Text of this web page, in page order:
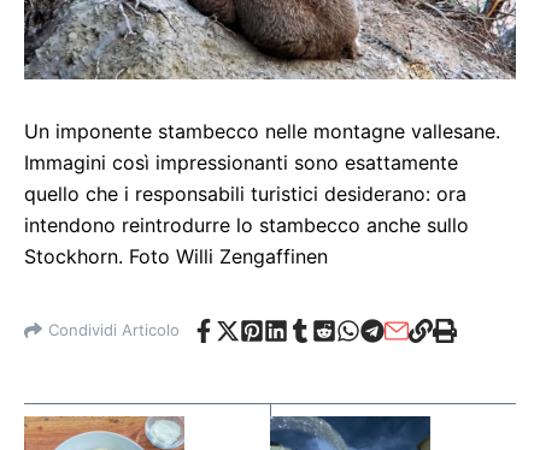
Un imponente stambecco nelle montagne vallesane.
Immagini così impressionanti sono esattamente
quello che i responsabili turistici desiderano: ora
intendono reintrodurre lo stambecco anche sullo
Stockhorn. Foto Willi Zengaffinen
Condividi Articolo